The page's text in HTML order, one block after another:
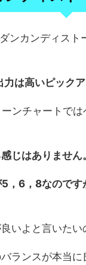
ンカンディスト
は高いピックア
ンチャートで
じはありません
，6，8なのです
いよと言いたい
ランスが本当